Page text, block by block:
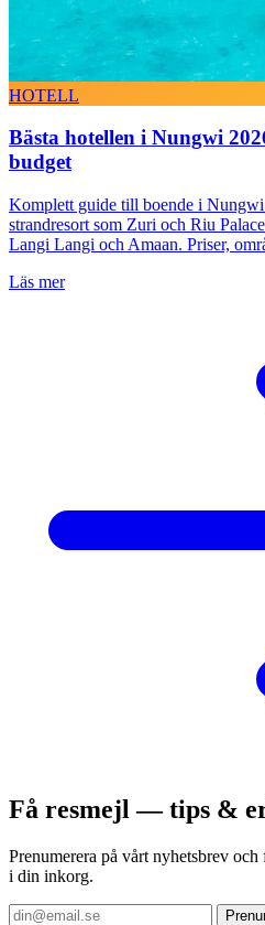
HOTELL
Bästa hotellen i Nungwi
budget
Komplett guide till boende i
strandresort som Zuri och Riu
Langi Langi och Amaan. Priser,
Läs mer
Få resmejl — tips &
Prenumerera på vårt nyhetsbrev
i din inkorg.